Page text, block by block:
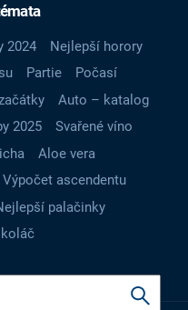
2024
Nejlepší horory
Partie
Počasí
Auto – katalog
2025
Svařené víno
Aloe vera
Výpočet ascendentu
palačinky